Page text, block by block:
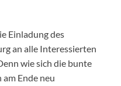
Einladung des
an alle Interessierten
wie sich die bunte
am Ende neu